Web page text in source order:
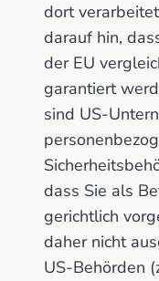
dort
darauf hin,
der EU
garantiert
sind US-
dass Sie als
gerichtlich
daher nicht
US-Behörden